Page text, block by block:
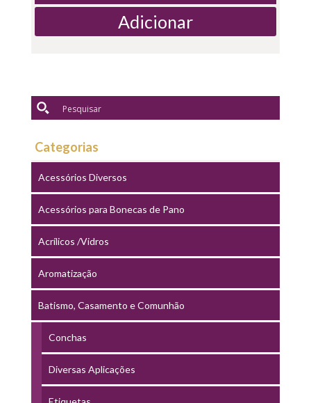
Adicionar
Categorias
Acessórios Diversos
Acessórios para Bonecas de Pano
Acrílicos /Vidros
Aromatização
Batismo, Casamento e Comunhão
Conchas
Diversas Aplicações